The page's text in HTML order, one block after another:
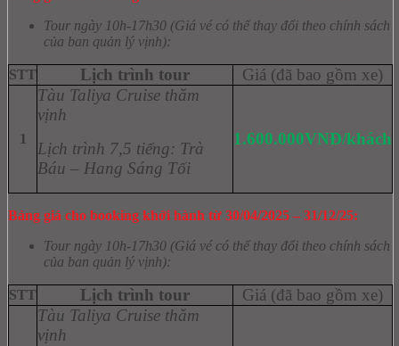
Tour ngày 10h-17h30 (Giá vé có thể thay đổi theo chính sách
của ban quản lý vịnh):
STT Lịch trình tour Giá (đã bao gồm xe)
1
Tàu Taliya Cruise thăm
vịnh
Lịch trình 7,5 tiếng: Trà
Báu – Hang Sáng Tối
1.600.000VNĐ/khách
Bảng giá cho booking khởi hành từ 30/04/2025 – 31/12/25:
Tour ngày 10h-17h30 (Giá vé có thể thay đổi theo chính sách
của ban quản lý vịnh):
STT Lịch trình tour Giá (đã bao gồm xe)
Tàu Taliya Cruise thăm
vịnh